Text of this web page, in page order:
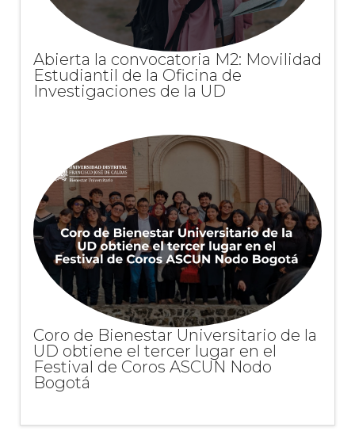
Abierta la convocatoria M2: Movilidad
Estudiantil de la Oficina de
Investigaciones de la UD
Coro de Bienestar Universitario de la
UD obtiene el tercer lugar en el
Festival de Coros ASCUN Nodo
Bogotá